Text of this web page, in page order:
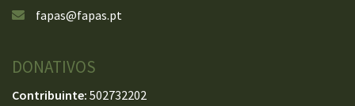
fapas@fapas.pt
DONATIVOS
Contribuinte: 502732202